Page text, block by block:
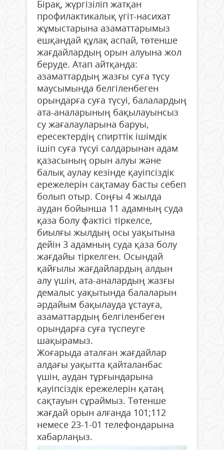
Бірақ, жүргізіліп жатқан
профилактикалық үгіт-насихат
жұмыстарына азаматтарымыз
ешқандай құлақ аспай, төтенше
жағдайлардың орын алуына жол
беруде. Атап айтқанда:
азаматтардың жазғы суға түсу
маусымында белгіленбеген
орындарға суға түсуі, балалардың
ата-аналарының бақылауынсыз
су жағалауларына баруы,
ересектердің спирттік ішімдік
ішіп суға түсуі салдарынан адам
қазасының орын алуы және
балық аулау кезінде қауіпсіздік
ережелерін сақтамау басты себеп
болып отыр. Соңғы 4 жылда
аудан бойынша 11 адамның суда
қаза болу фактісі тіркелсе,
биылғы жылдың осы уақытына
дейін 3 адамның суда қаза болу
жағдайы тіркелген. Осындай
қайғылы жағдайлардың алдын
алу үшін, ата-аналардың жазғы
демалыс уақытында балаларын
әрдайым бақылауда ұстауға,
азаматтардың белгіленбеген
орындарға суға түспеуге
шақырамыз.
Жоғарыда аталған жағдайлар
алдағы уақытта қайталанбас
үшін, аудан тұрғындарына
қауіпсіздік ережелерін қатаң
сақтауын сұраймыз. Төтенше
жағдай орын алғанда 101;112
немесе 23-1-01 телефондарына
хабарлаңыз.